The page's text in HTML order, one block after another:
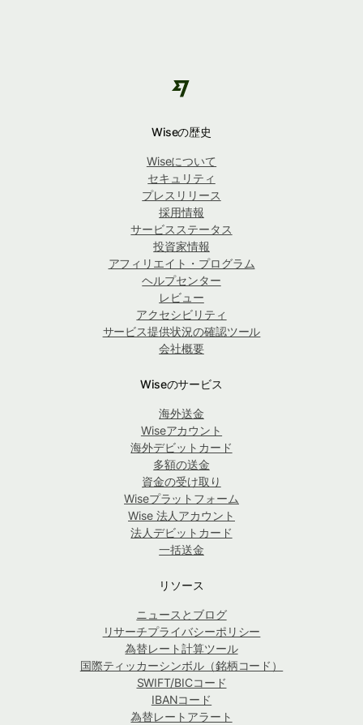
Wiseの歴史
Wiseについて
セキュリティ
プレスリリース
採用情報
サービスステータス
投資家情報
アフィリエイト・プログラム
ヘルプセンター
レビュー
アクセシビリティ
サービス提供状況の確認ツール
会社概要
Wiseのサービス
海外送金
Wiseアカウント
海外デビットカード
多額の送金
資金の受け取り
Wiseプラットフォーム
Wise 法人アカウント
法人デビットカード
一括送金
リソース
ニュースとブログ
リサーチプライバシーポリシー
為替レート計算ツール
国際ティッカーシンボル（銘柄コード）
SWIFT/BICコード
IBANコード
為替レートアラート